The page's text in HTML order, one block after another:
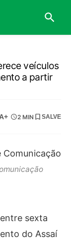
veículos
a partir
A+ 2 MIN SALVE
sexta
do Assaí